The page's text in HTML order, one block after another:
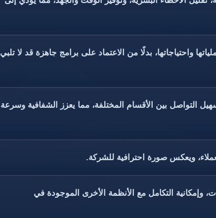
واحتياجاتها، بدلًا من الاعتماد على برامج جاهزة قد لا تلبي
التواصل بين الأقسام المختلفة، مما يعزز الشفافية وسرعة
ويعكس صورة احترافية للشركة.
التكامل مع الأنظمة الأخرى الموجودة في